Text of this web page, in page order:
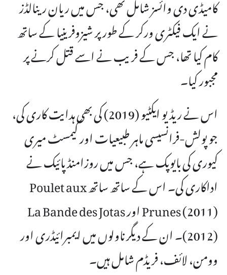
نے ایک فیکٹری ورکر کے طور پر شیزوفرینیا کے ساتھ
کام کیا تھا، جس کے فریب نے اسے قتل کرنے پر
مجبور کیا۔
اس نے ریڈیو ایکٹیو (2019) کی بھی ہدایت کاری کی،
جو پولش-فرانسیسی ماہر طبیعیات اور کیمسٹ میری
کیوری کی بایوپک ہے، جس میں روزامنڈ پائیک نے
اداکاری کی۔ اس کے ساتھ ساتھ Poulet aux
Prunes (2011) اور La Bande des Jotas
(2012)۔ ان کے دیگر ناولوں میں ایمبرائیڈری اور
وومن، لائف، فریڈم شامل ہیں۔